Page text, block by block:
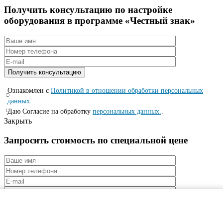
Получить консультацию по настройке
оборудования в программе «Честный знак»
Ознакомлен с Политикой в отношении обработки персональных
данных.
Даю Согласие на обработку персональных данных..
Закрыть
Запросить стоимость по специальной цене